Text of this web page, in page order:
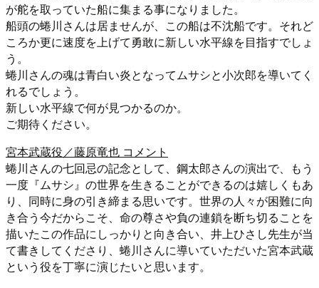
が舵を取っていた船に集まる事になりました。
船頭の蜷川さんは居ませんが、この船は不沈船です。それど
ころか更に速度を上げて勇敢に新しい水平線を目指すでしょ
う。
蜷川さんの魂は青白い炎となってムサシと小次郎を導いてく
れるでしょう。
新しい水平線で何が見つかるのか。
ご期待ください。
宮本武蔵役／藤原竜也 コメント
蜷川さんの七回忌の記念として、鋼太郎さんの演出で、もう
一度『ムサシ』の世界を生きることができるのは嬉しくもあ
り、同時に身の引き締まる思いです。世界の人々が困難に向
き合う今だからこそ、命の尊さや負の連鎖を断ち切ることを
描いたこの作品にしっかりと向き合い、井上ひさし先生が当
て書きしてくださり、蜷川さんに導いていただいた宮本武蔵
という役を丁寧に演じたいと思います。